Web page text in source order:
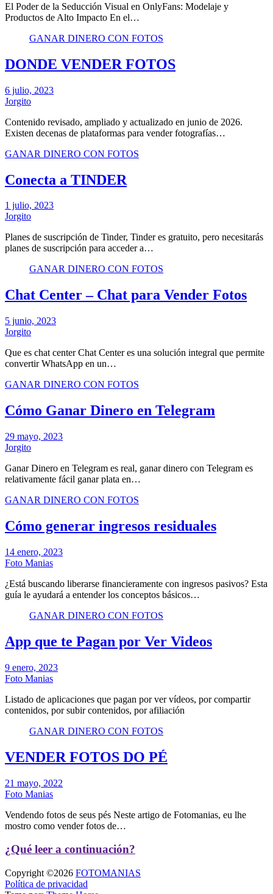
El Poder de la Seducción Visual en OnlyFans: Modelaje y
Productos de Alto Impacto En el…
GANAR DINERO CON FOTOS
DONDE VENDER FOTOS
6 julio, 2023
Jorgito
Contenido revisado, ampliado y actualizado en junio de 2026.
Existen decenas de plataformas para vender fotografías…
GANAR DINERO CON FOTOS
Conecta a TINDER
1 julio, 2023
Jorgito
Planes de suscripción de Tinder, Tinder es gratuito, pero necesitarás
planes de suscripción para acceder a…
GANAR DINERO CON FOTOS
Chat Center – Chat para Vender Fotos
5 junio, 2023
Jorgito
Que es chat center Chat Center es una solución integral que permite
convertir WhatsApp en un…
GANAR DINERO CON FOTOS
Cómo Ganar Dinero en Telegram
29 mayo, 2023
Jorgito
Ganar Dinero en Telegram es real, ganar dinero con Telegram es
relativamente fácil ganar plata en…
GANAR DINERO CON FOTOS
Cómo generar ingresos residuales
14 enero, 2023
Foto Manias
¿Está buscando liberarse financieramente con ingresos pasivos? Esta
guía le ayudará a entender los conceptos básicos…
GANAR DINERO CON FOTOS
App que te Pagan por Ver Videos
9 enero, 2023
Foto Manias
Listado de aplicaciones que pagan por ver vídeos, por compartir
contenidos, por subir contenidos, por afiliación
GANAR DINERO CON FOTOS
VENDER FOTOS DO PÉ
21 mayo, 2022
Foto Manias
Vendendo fotos de seus pés Neste artigo de Fotomanias, eu lhe
mostro como vender fotos de…
¿Qué leer a continuación?
Copyright ©2026 FOTOMANIAS
Política de privacidad